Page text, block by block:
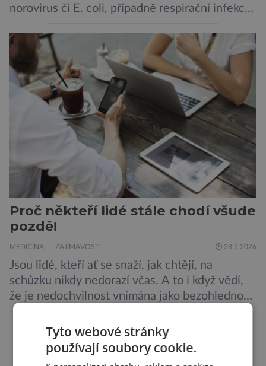
norovirus či E. coli, případně respirační infekce,
Ovšem slyšet o prvním ohnisku hantaviru na
výletní lodi bylo znepokojivé i pro odborníky.
Zdá se, že nebezpečí bylo prozatím zažehnáno.
Máme se bát nové pandemie? Hantavirus […]
Proč někteří lidé stále chodí všude
pozdě!
MEDICÍNA ZAJÍMAVOSTI 28.7.2026
Jsou lidé, kteří ať se snaží, jak chtějí, na
schůzku nikdy nedorazí včas. A to i když vědí,
že je nedochvilnost vnímána jako bezohlednost
či projev nedostatečné úcty k protistraně.
Nejnovější průzkumy ukazují, že za to lidé, kteří
chodí chronicky pozdě, možná úplně nemohou.
Jaké jsou nejčastější příčiny nedochvilnosti? A
DALŠÍ ČLÁNKY ›
Tyto webové stránky
používají soubory cookie.